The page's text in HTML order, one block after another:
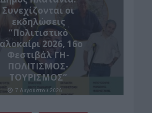
Συνεχίζονται οι
εκδηλώσεις
“Πολιτιστικό
2026, 16ο
Φεστιβάλ ΓΗ-
ΠΟΛΙΤΙΣΜΟΣ-
ΤΟΥΡΙΣΜΟΣ”
7 Αυγούστου 2026